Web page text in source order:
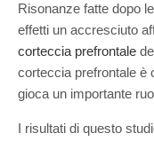
Risonanze fatte dopo
effetti un accresciuto
corteccia prefrontale
corteccia prefrontale è
gioca un importante
I risultati di questo